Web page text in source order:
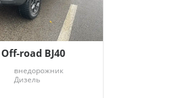
road BJ40
внедорожник
Дизель